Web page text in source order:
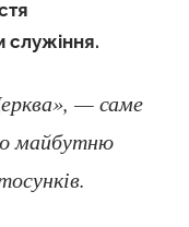
служіння.
— саме
майбутню